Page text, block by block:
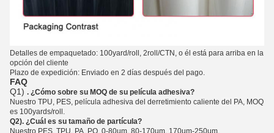
Detalles de empaquetado: 100yard/roll, 2roll/CTN, o él está para arriba en la
opción del cliente
Plazo de expedición: Enviado en 2 días después del pago.
FAQ
Q1) . ¿Cómo sobre su MOQ de su película adhesiva?
Nuestro TPU, PES, película adhesiva del derretimiento caliente del
PA, MOQ
es 100yards/roll.
Q2). ¿Cuál es su tamaño de partícula?
Nuestro PES, TPU, PA, PO, 0-80um, 80-170um, 170um-250um,